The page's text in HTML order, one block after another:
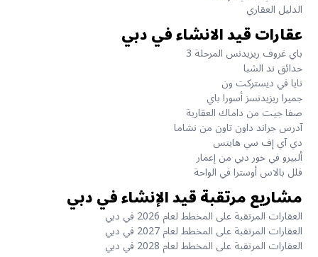
الدليل العقاري
عقارات قيد الانشاء في دبي
باي غروف ريزيدنس المرحلة 3
حدائق ند الشبا
نايا في ديستركت ون
جميرا ريزيدنسز أسورا باي
صفا جيت من داماك العقارية
آدرس جراند داون تاون من نشاما
دي آي إف سي هايتس
ألبيرو في خور دبي من إعمار
فلل بالاس أوسترا في الواحة
مشاريع مرتقبة قيد الإنشاء في دبي
العقارات المرتقبة على المخطط لعام 2026 في دبي
العقارات المرتقبة على المخطط لعام 2027 في دبي
العقارات المرتقبة على المخطط لعام 2028 في دبي